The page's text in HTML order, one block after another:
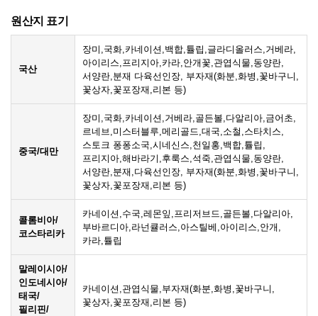
원산지 표기
국산
장미,국화,카네이션,백합,튤립,글라디올러스,거베라,
아이리스,프리지아,카라,안개꽃,관엽식물,동양란,
서양란,분재 다육선인장, 부자재(화분,화병,꽃바구니,
꽃상자,꽃포장재,리본 등)
중국/대만
장미,국화,카네이션,거베라,골든볼,다알리아,금어초,
르네브,미스터블루,메리골드,대국,소철,스타치스,
스토크 퐁퐁소국,시네신스,천일홍,백합,튤립,
프리지아,해바라기,후룩스,석죽,관엽식물,동양란,
서양란,분재,다육선인장, 부자재(화분,화병,꽃바구니,
꽃상자,꽃포장재,리본 등)
콜롬비아/
코스타리카
카네이션,수국,레몬잎,프리저브드,골든볼,다알리아,
부바르디아,라넌큘러스,아스틸베,아이리스,안개,
카라,튤립
말레이시아/
인도네시아/
태국/
필리핀/
카네이션,관엽식물,부자재(화분,화병,꽃바구니,
꽃상자,꽃포장재,리본 등)